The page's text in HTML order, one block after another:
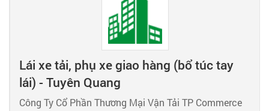
Lái xe tải, phụ xe giao hàng (bổ túc tay
lái) - Tuyên Quang
Công Ty Cổ Phần Thương Mại Vận Tải TP Commerce